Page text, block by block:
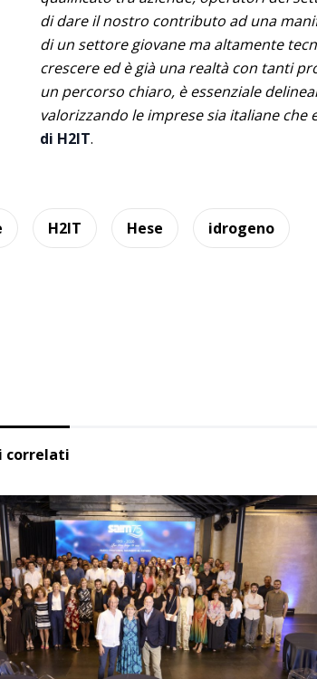
di dare il nostro contributo ad una
di un settore giovane ma altamente
crescere ed è già una realtà con tanti
un percorso chiaro, è essenziale
valorizzando le imprese sia italiane che
di H2IT.
H2IT Hese idrogeno
correlati